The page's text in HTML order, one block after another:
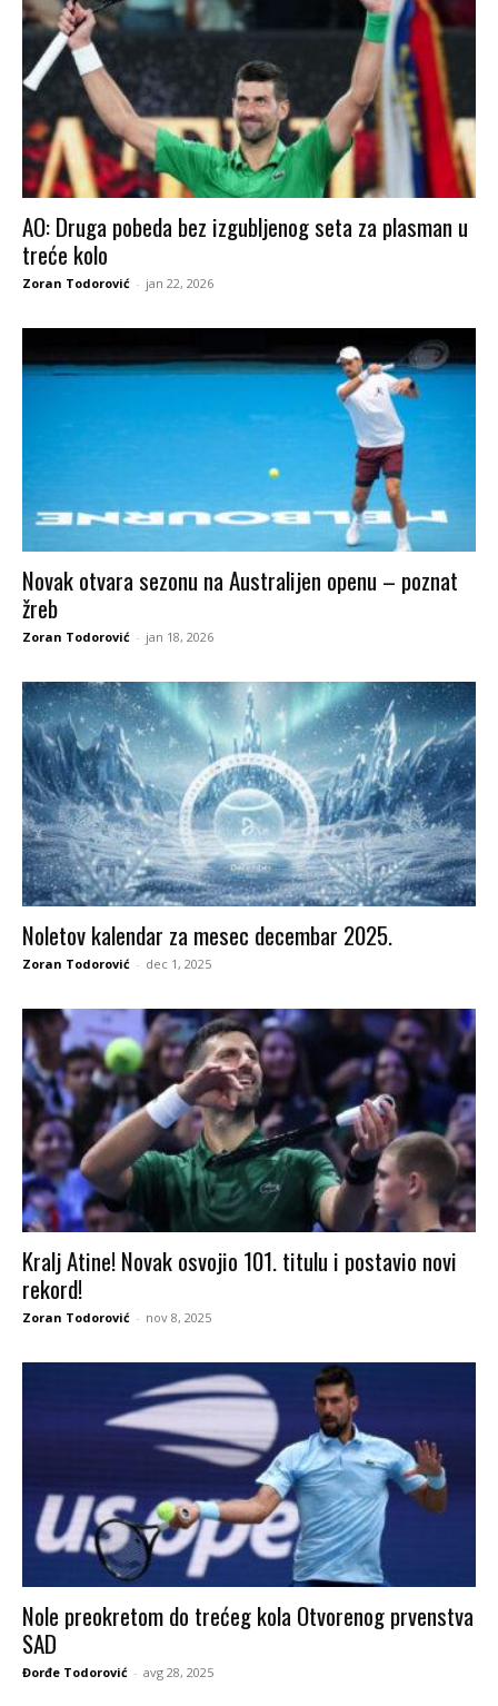
AO: Druga pobeda bez izgubljenog seta za plasman u
treće kolo
Zoran Todorović - jan 22, 2026
Novak otvara sezonu na Australijen openu – poznat
žreb
Zoran Todorović - jan 18, 2026
Noletov kalendar za mesec decembar 2025.
Zoran Todorović - dec 1, 2025
Kralj Atine! Novak osvojio 101. titulu i postavio novi
rekord!
Zoran Todorović - nov 8, 2025
Nole preokretom do trećeg kola Otvorenog prvenstva
SAD
Đorđe Todorović - avg 28, 2025